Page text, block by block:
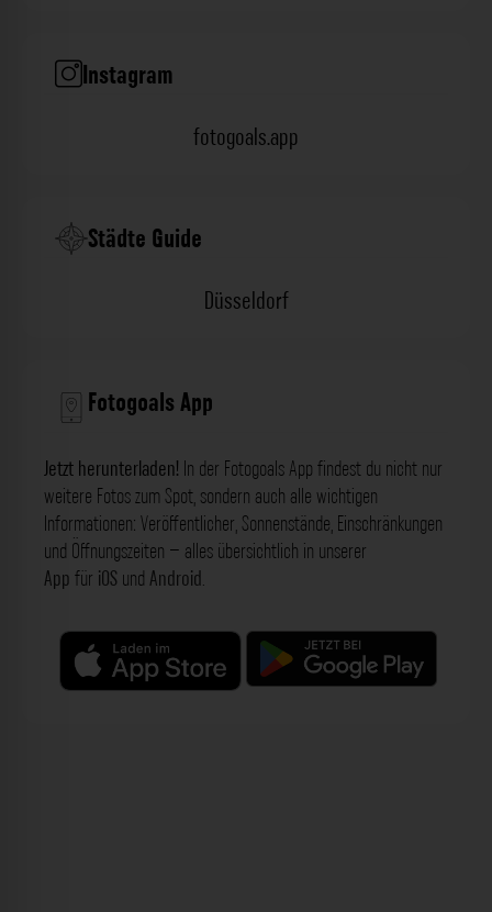
Instagram
fotogoals.app
Städte Guide
Düsseldorf
Fotogoals App
Jetzt herunterladen! In der Fotogoals App findest du nicht nur
weitere Fotos zum Spot, sondern auch alle wichtigen
Informationen: Veröffentlicher, Sonnenstände, Einschränkungen
und Öffnungszeiten – alles übersichtlich in unserer
App für iOS und Android.